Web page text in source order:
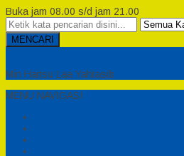
Buka jam 08.00 s/d jam 21.00
MENCARI
Min Haitsu Laa Yahtasib
MENU NAVIGASI